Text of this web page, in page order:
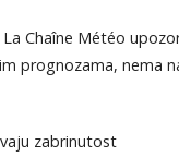
Chaîne Météo
prognozama, nema
zabrinutost